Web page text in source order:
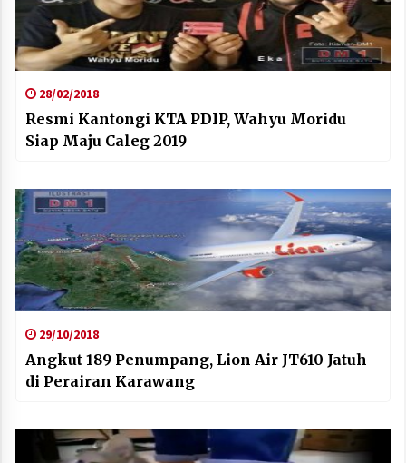
28/02/2018
Resmi Kantongi KTA PDIP, Wahyu Moridu
Siap Maju Caleg 2019
29/10/2018
Angkut 189 Penumpang, Lion Air JT610 Jatuh
di Perairan Karawang